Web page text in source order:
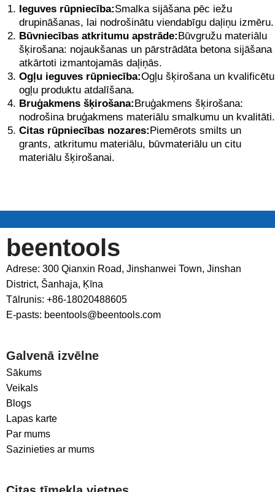
Ieguves rūpniecība:Smalka sijāšana pēc iežu
drupināšanas, lai nodrošinātu viendabīgu daļiņu izmēru.
Būvniecības atkritumu apstrāde:Būvgružu materiālu
šķirošana: nojaukšanas un pārstrādāta betona sijāšana
atkārtoti izmantojamās daļiņās.
Ogļu ieguves rūpniecība:Ogļu šķirošana un kvalificētu
ogļu produktu atdalīšana.
Bruģakmens šķirošana:Bruģakmens šķirošana:
nodrošina bruģakmens materiālu smalkumu un kvalitāti.
Citas rūpniecības nozares:Piemērots smilts un
grants, atkritumu materiālu, būvmateriālu un citu
materiālu šķirošanai.
beentools
Adrese: 300 Qianxin Road, Jinshanwei Town, Jinshan
District, Šanhaja, Ķīna
Tālrunis: +86-18020488605
E-pasts: beentools@beentools.com
Galvenā izvēlne
Sākums
Veikals
Blogs
Lapas karte
Par mums
Sazinieties ar mums